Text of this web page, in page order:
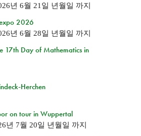
년 6월 21일 년월일 까지
2026
년 6월 28일 년월일 까지
17th Day of Mathematics in
Herchen
on tour in Wuppertal
년 7월 20일 년월일 까지